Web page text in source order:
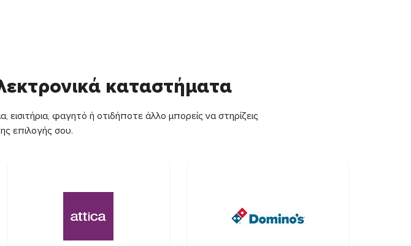
καταστήματα
φαγητό ή οτιδήποτε άλλο μπορείς να στηρίζεις
επιλογής σου.